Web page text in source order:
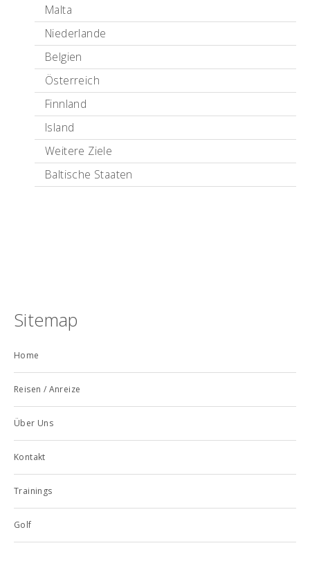
Malta
Niederlande
Belgien
Österreich
Finnland
Island
Weitere Ziele
Baltische Staaten
Sitemap
Home
Reisen / Anreize
Über Uns
Kontakt
Trainings
Golf